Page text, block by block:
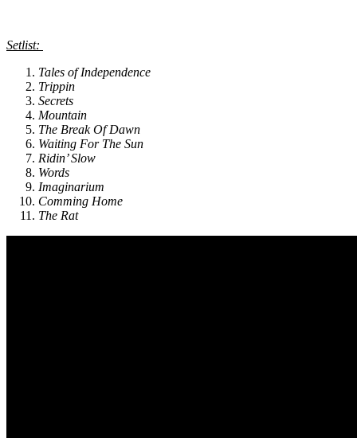
Setlist:
Tales of Independence
Trippin
Secrets
Mountain
The Break Of Dawn
Waiting For The Sun
Ridin’ Slow
Words
Imaginarium
Comming Home
The Rat